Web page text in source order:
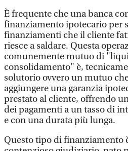
È frequente che una banca
finanziamento ipotecario per
finanziamenti che il cliente
riesce a saldare. Questa
comunemente mutuo di
consolidamento" è,
solutorio ovvero un mutuo
aggiungere una garanzia
prestato al cliente, offrendo
dei pagamenti a un tasso di
e con una durata più lunga.
Questo tipo di finanziamento